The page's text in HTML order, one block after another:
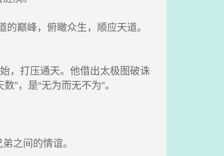
巅峰，俯瞰众生，顺应天道。
，打压通天。他借出太极图破诛
，是“无为而无不为”。
之间的情谊。